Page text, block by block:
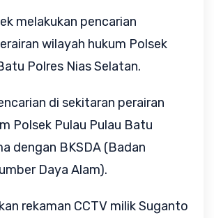
melakukan pencarian
wilayah hukum Polsek
Polres Nias Selatan.
di sekitaran perairan
Polsek Pulau Pulau Batu
dengan BKSDA (Badan
Daya Alam).
rekaman CCTV milik Suganto